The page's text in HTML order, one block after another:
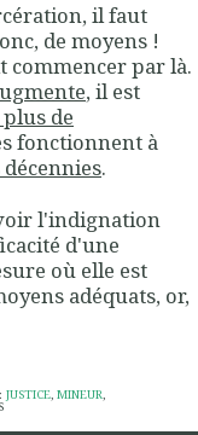
il faut
de moyens !
commencer par là.
, il est
de
fonctionnent à
.
l'indignation
d'une
où elle est
adéquats, or,
:JUSTICE,MINEUR,